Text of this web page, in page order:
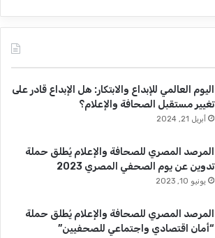
اليوم العالمي للإبداع والابتكار: هل الإبداع قادر على
تغيير مستقبل الصحافة والإعلام؟
أبريل 21, 2024
المرصد المصري للصحافة والإعلام يُطلق حملة
تدوين عن يوم الصحفي المصري 2023
يونيو 10, 2023
المرصد المصري للصحافة والإعلام يُطلق حملة
“أمان اقتصادي واجتماعي للصحفيين”